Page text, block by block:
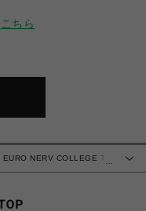
こちら
EURO NERV COLLEGE T-